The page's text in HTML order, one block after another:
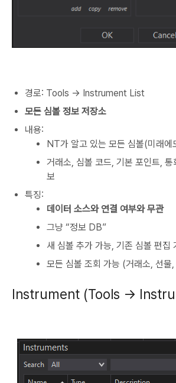
경로: Tools → Instrument List
모든 심볼 정보 저장소
내용:
NT가 알고 있는 모든 심볼(미래에
거래소, 심볼 코드, 기본 포인트,
보
특징:
데이터 소스와 연결 여부와 무관
그냥 “정보 DB”
새 심볼 추가 가능, 기존 심볼 편집
모든 심볼 조회 가능 (거래소, 선물
Instrument (Tools →